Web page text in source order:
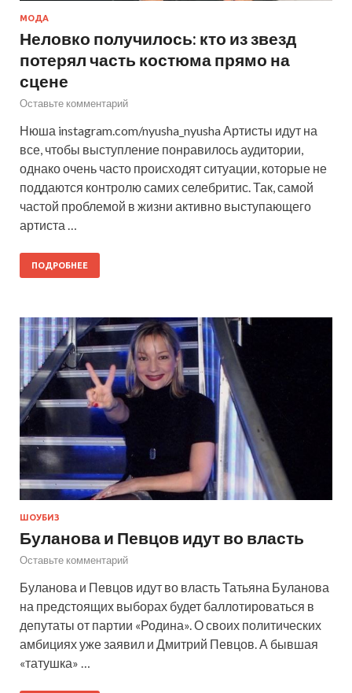
МОДА
Неловко получилось: кто из звезд
потерял часть костюма прямо на
сцене
Оставьте комментарий
Нюша instagram.com/nyusha_nyusha Артисты идут на
все, чтобы выступление понравилось аудитории,
однако очень часто происходят ситуации, которые не
поддаются контролю самих селебритис. Так, самой
частой проблемой в жизни активно выступающего
артиста …
ПОДРОБНЕЕ
ШОУБИЗ
Буланова и Певцов идут во власть
Оставьте комментарий
Буланова и Певцов идут во власть Татьяна Буланова
на предстоящих выборах будет баллотироваться в
депутаты от партии «Родина». О своих политических
амбициях уже заявил и Дмитрий Певцов. А бывшая
«татушка» …